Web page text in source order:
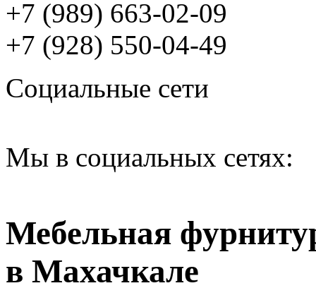
+7 (989) 663-02-09
+7 (928) 550-04-49
Социальные сети
Мы в социальных сетях:
Мебельная
в Махачкале